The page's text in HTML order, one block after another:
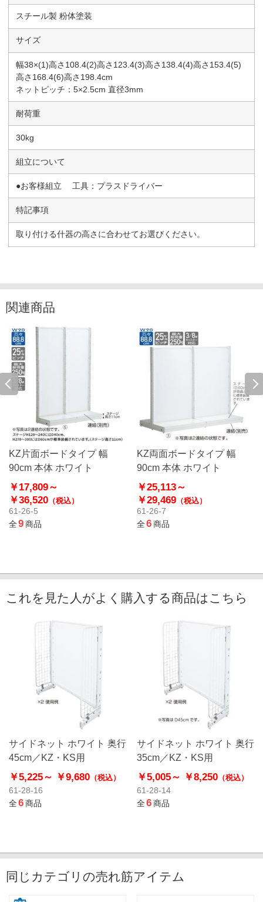
スチール製 粉体塗装
サイズ
幅38×(1)高さ108.4(2)高さ123.4(3)高さ138.4(4)高さ153.4(5)
高さ168.4(6)高さ198.4cm
ネットピッチ：5×2.5cm 直径3mm
耐荷重
30kg
組立について
●お客様組立 工具：プラスドライバー
特記事項
取り付ける什器の高さに合わせてお選びください。
関連商品
KZ片面ボードタイプ 幅
90cm 本体 ホワイト
￥17,809～
￥36,520 （税込）
61-26-5
全9商品
KZ両面ボードタイプ 幅
90cm 本体 ホワイト
￥25,113～
￥29,469 （税込）
61-26-7
全6商品
これを見た人がよく購入する商品はこちら
サイドネット ホワイト 奥行
45cm／KZ・KS用
￥5,225～ ￥9,680 （税込）
61-28-16
全6商品
サイドネット ホワイト 奥行
35cm／KZ・KS用
￥5,005～ ￥8,250（税込）
61-28-14
全6商品
同じカテゴリの売れ筋アイテム